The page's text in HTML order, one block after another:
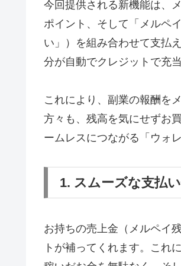
今回提供される新機能は、
ポイント、そして「メルペ
い」）を組み合わせて支払
分が自動でクレジットで充
これにより、副業の報酬を
方々も、残高を気にせずお
ームレスにつながる「ウォ
1. スムーズな支払
お持ちの売上金（メルペイ
トが補ってくれます。これ